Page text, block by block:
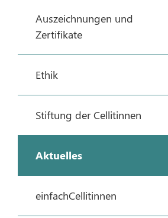
Auszeichnungen und
Zertifikate
Ethik
Stiftung der Cellitinnen
Aktuelles
einfachCellitinnen